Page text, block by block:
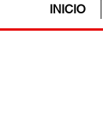
INICIO